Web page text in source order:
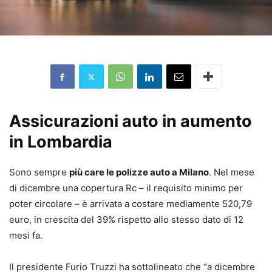
Assicurazioni auto in aumento
in Lombardia
Sono sempre più care le polizze auto a Milano. Nel mese
di dicembre una copertura Rc – il requisito minimo per
poter circolare – è arrivata a costare mediamente 520,79
euro, in crescita del 39% rispetto allo stesso dato di 12
mesi fa.
Il presidente Furio Truzzi ha sottolineato che “a dicembre